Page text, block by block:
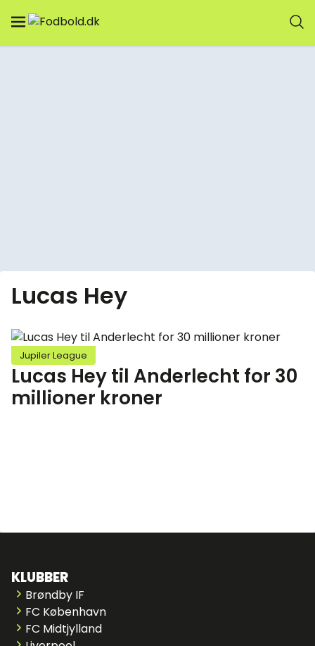
Lucas Hey
Jupiler League
Lucas Hey til Anderlecht for 30
millioner kroner
KLUBBER
Brøndby IF
FC København
FC Midtjylland